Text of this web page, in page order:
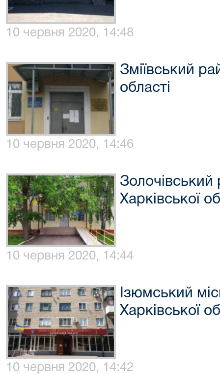
10 червня 2020, 14:48
Зміївський
області
10 червня 2020, 14:46
Харківської
10 червня 2020, 14:44
Ізюмський
Харківської
10 червня 2020, 14:42